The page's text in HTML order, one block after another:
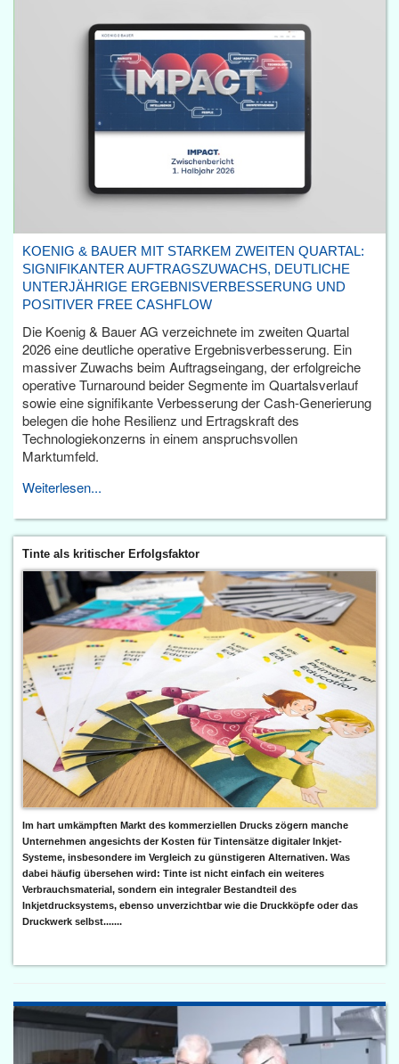
KOENIG & BAUER MIT STARKEM ZWEITEN QUARTAL:
SIGNIFIKANTER AUFTRAGSZUWACHS, DEUTLICHE
UNTERJÄHRIGE ERGEBNISVERBESSERUNG UND
POSITIVER FREE CASHFLOW
Die Koenig & Bauer AG verzeichnete im zweiten Quartal
2026 eine deutliche operative Ergebnisverbesserung. Ein
massiver Zuwachs beim Auftragseingang, der erfolgreiche
operative Turnaround beider Segmente im Quartalsverlauf
sowie eine signifikante Verbesserung der Cash-Generierung
belegen die hohe Resilienz und Ertragskraft des
Technologiekonzerns in einem anspruchsvollen
Marktumfeld.
Weiterlesen...
Tinte als kritischer Erfolgsfaktor
Im hart umkämpften Markt des kommerziellen Drucks zögern manche
Unternehmen angesichts der Kosten für Tintensätze digitaler Inkjet-
Systeme, insbesondere im Vergleich zu günstigeren Alternativen. Was
dabei häufig übersehen wird: Tinte ist nicht einfach ein weiteres
Verbrauchsmaterial, sondern ein integraler Bestandteil des
Inkjetdrucksystems, ebenso unverzichtbar wie die Druckköpfe oder das
Druckwerk selbst.......